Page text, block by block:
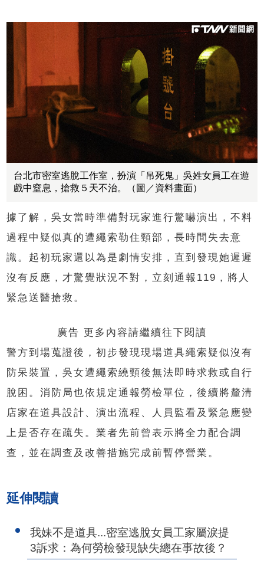
台北市密室逃脫工作室，扮演「吊死鬼」吳姓女員工在遊
戲中窒息，搶救５天不治。（圖／資料畫面）
據了解，吳女當時準備對玩家進行驚嚇演出，不料
過程中疑似真的遭繩索勒住頸部，長時間失去意
識。起初玩家還以為是劇情安排，直到發現她遲遲
沒有反應，才驚覺狀況不對，立刻通報119，將人
緊急送醫搶救。
廣告 更多內容請繼續往下閱讀
警方到場蒐證後，初步發現現場道具繩索疑似沒有
防呆裝置，吳女遭繩索繞頸後無法即時求救或自行
脫困。消防局也依規定通報勞檢單位，後續將釐清
店家在道具設計、演出流程、人員監看及緊急應變
上是否存在疏失。業者先前曾表示將全力配合調
查，並在調查及改善措施完成前暫停營業。
延伸閱讀
我妹不是道具...密室逃脫女員工家屬淚提
3訴求：為何勞檢發現缺失總在事故後？